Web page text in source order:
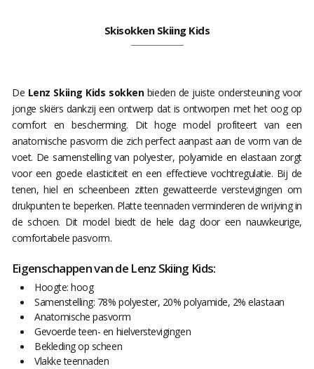
Skisokken Skiing Kids
De Lenz Skiing Kids sokkenbieden de juiste ondersteuning voor
jonge skiërs dankzij een ontwerp dat is ontworpen met het oog op
comfort en bescherming. Dit hoge model profiteert van een
anatomische pasvorm die zich perfect aanpast aan de vorm van de
voet. De samenstelling van polyester, polyamide en elastaan zorgt
voor een goede elasticiteit en een effectieve vochtregulatie. Bij de
tenen, hiel en scheenbeen zitten gewatteerde verstevigingen om
drukpunten te beperken. Platte teennaden verminderen de wrijving in
de schoen. Dit model biedt de hele dag door een nauwkeurige,
comfortabele pasvorm.
Eigenschappen van de Lenz Skiing Kids:
Hoogte: hoog
Samenstelling: 78% polyester, 20% polyamide, 2% elastaan
Anatomische pasvorm
Gevoerde teen- en hielverstevigingen
Bekleding op scheen
Vlakke teennaden